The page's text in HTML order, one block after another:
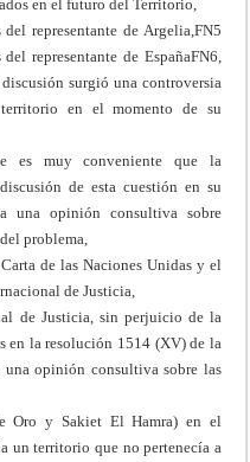
en el futuro del Territorio,
representante de Argelia,FN5
representante de EspañaFN6,
surgió una controversia
en el momento de su
es muy conveniente que la
de esta cuestión en su
una opinión consultiva sobre
problema,
de las Naciones Unidas y el
de Justicia,
de Justicia, sin perjuicio de la
en la resolución 1514 (XV) de la
una opinión consultiva sobre las
Oro y Sakiet El Hamra) en el
un territorio que no pertenecía a